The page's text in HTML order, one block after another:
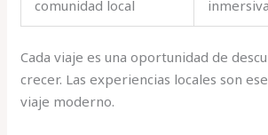
comunidad local
inmersiva
Cada viaje es una oportunidad de
crecer. Las experiencias locales son
viaje moderno.